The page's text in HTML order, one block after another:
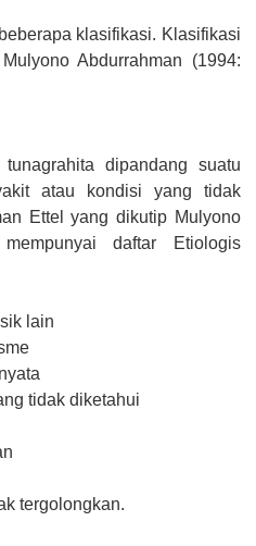
klasifikasi. Klasifikasi
Abdurrahman (1994:
dipandang suatu
atau kondisi yang tidak
Ettel yang dikutip Mulyono
daftar Etiologis
lain
tidak diketahui
tergolongkan.